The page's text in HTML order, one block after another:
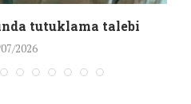
tutuklama talebi
2026